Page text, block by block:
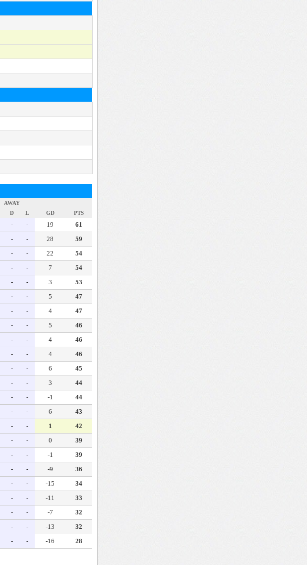
AWAY
GD
PTS
D L
- - 19
61
- - 28
59
- - 22
54
- - 7
54
- - 3
53
- - 5
47
- - 4
47
- - 5
46
- - 4
46
- - 4
46
- - 6
45
- - 3
44
- - -1
44
- - 6
43
- - 1
42
- - 0
39
- - -1
39
- - -9
36
- - -15
34
- - -11
33
- - -7
32
- - -13
32
- - -16 28